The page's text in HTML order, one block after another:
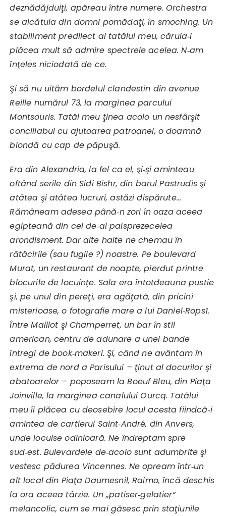
deznădăjduiţi, apăreau între numere. Orchestra
se alcătuia din domni pomădaţi, în smoching. Un
stabiliment predilect al tatălui meu, căruia‑i
plăcea mult să admire spectrele acelea. N‑am
înţeles niciodată de ce.
Şi să nu uităm bordelul clandestin din avenue
Reille numărul 73, la marginea parcului
Montsouris. Tatăl meu ţinea acolo un nesfârşit
conciliabul cu ajutoarea patroanei, o doamnă
blondă cu cap de păpuşă.
Era din Alexandria, la fel ca el, şi‑şi aminteau
oftând serile din Sidi Bishr, din barul Pastrudis şi
atâtea şi atâtea lucruri, astăzi dispărute…
Rămâneam adesea până‑n zori în oaza aceea
egipteană din cel de‑al paisprezecelea
arondisment. Dar alte halte ne chemau în
rătăcirile (sau fugile ?) noastre. Pe boulevard
Murat, un restaurant de noapte, pierdut printre
blocurile de locuinţe. Sala era întotdeauna pustie
şi, pe unul din pereţi, era agăţată, din pricini
misterioase, o fotografie mare a lui Daniel‑Rops1.
Între Maillot şi Champerret, un bar în stil
american, centru de adunare a unei bande
întregi de book‑makeri. Şi, când ne avântam în
extrema de nord a Parisului – ţinut al docurilor şi
abatoarelor – poposeam la Boeuf Bleu, din Piaţa
Joinville, la marginea canalului Ourcq. Tatălui
meu îi plăcea cu deosebire locul acesta fiindcă‑i
amintea de cartierul Saint‑André, din Anvers,
unde locuise odinioară. Ne îndreptam spre
sud‑est. Bulevardele de‑acolo sunt adumbrite şi
vestesc pădurea Vincennes. Ne opream într‑un
alt local din Piaţa Daumesnil, Raimo, încă deschis
la ora aceea târzie. Un „patiser‑gelatier“
melancolic, cum se mai găsesc prin staţiunile